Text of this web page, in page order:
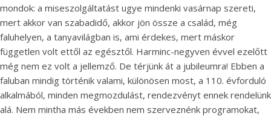
mondok: a miseszolgáltatást ugye mindenki vasárnap szereti,
mert akkor van szabadidő, akkor jön össze a család, még
faluhelyen, a tanyavilágban is, ami érdekes, mert máskor
független volt ettől az egésztől. Harminc-negyven évvel ezelőtt
még nem ez volt a jellemző. De térjünk át a jubileumra! Ebben a
faluban mindig történik valami, különösen most, a 110. évforduló
alkalmából, minden megmozdulást, rendezvényt ennek rendelünk
alá. Nem mintha más években nem szerveznénk programokat,